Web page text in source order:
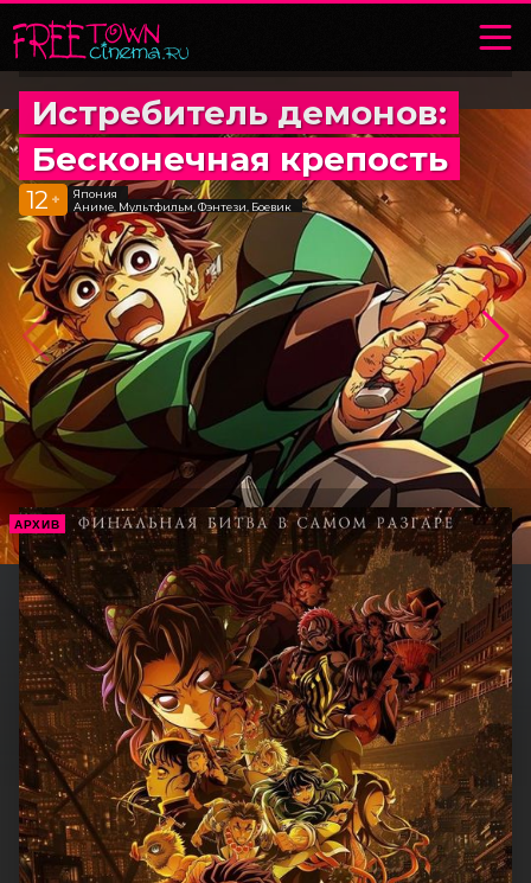
Истребитель демонов:
Бесконечная крепость
12 +
Япония
Аниме, Мультфильм, Фэнтези, Боевик
АРХИВ